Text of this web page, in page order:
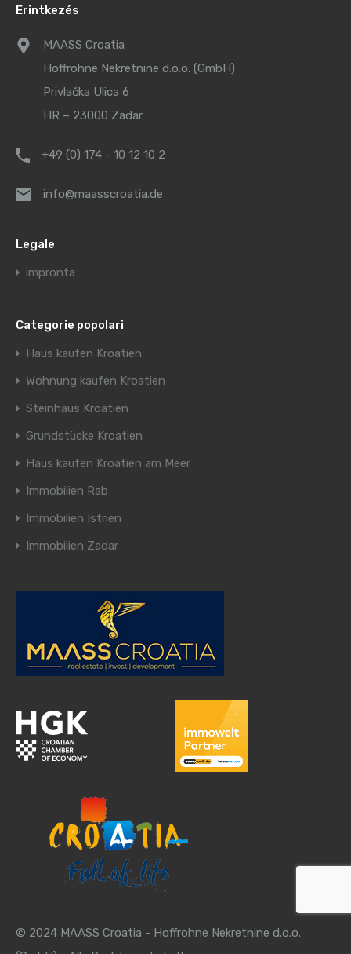
Erintkezés
MAASS Croatia
Hoffrohne Nekretnine d.o.o. (GmbH)
Privlačka Ulica 6
HR – 23000 Zadar
+49 (0) 174 - 10 12 10 2
info@maasscroatia.de
Legale
impronta
Categorie popolari
Haus kaufen Kroatien
Wohnung kaufen Kroatien
Steinhaus Kroatien
Grundstücke Kroatien
Haus kaufen Kroatien am Meer
Immobilien Rab
Immobilien Istrien
Immobilien Zadar
© 2024 MAASS Croatia - Hoffrohne Nekretnine d.o.o.